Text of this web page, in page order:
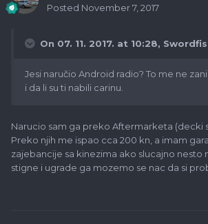
Posted November 7, 2017
On 07. 11. 2017. at 10:28,
Jesi naručio Android radio? To me ne
i da li su ti nabili carinu.
Narucio sam ga preko Aftermarketa (decki
Preko njih me ispao cca 200 kn, a imam
zajebancije sa kinezima ako slucajno nesto
stigne i ugrade ga mozemo se nac da si